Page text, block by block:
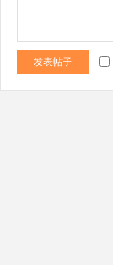
发表帖子